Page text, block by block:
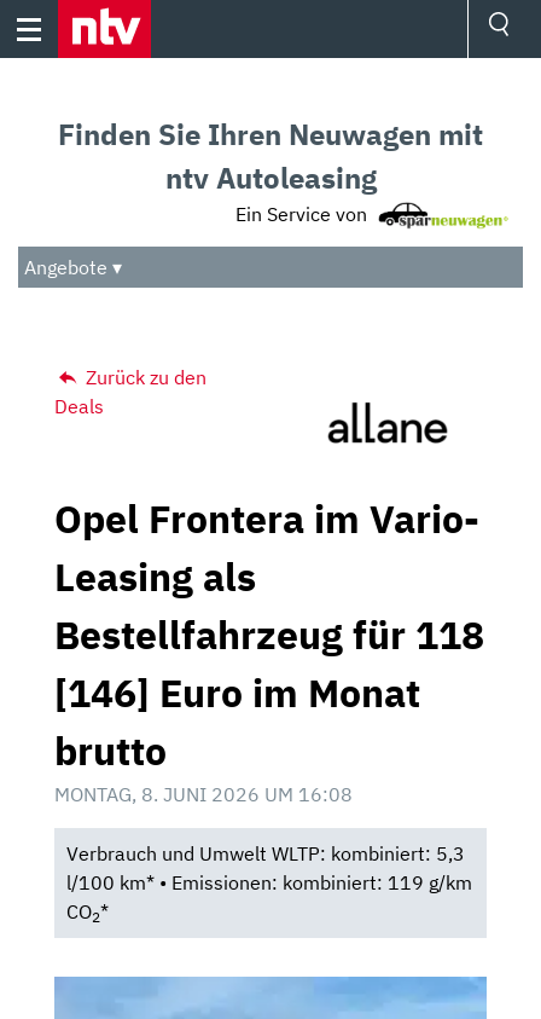
Skip
Audio
Das Beste
Finden Sie Ihren Neuwagen mit
ntv Autoleasing
Ein Service von
Angebote ▾
Zurück zu den
Deals
Opel Frontera im Vario-
Leasing als
Bestellfahrzeug für 118
[146] Euro im Monat
brutto
MONTAG, 8. JUNI 2026 UM 16:08
Verbrauch und Umwelt WLTP: kombiniert: 5,3
l/100 km* • Emissionen: kombiniert: 119 g/km
CO2*